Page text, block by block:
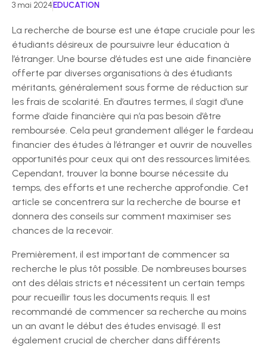
3 mai 2024EDUCATION
La recherche de bourse est une étape cruciale pour les
étudiants désireux de poursuivre leur éducation à
l’étranger. Une bourse d’études est une aide financière
offerte par diverses organisations à des étudiants
méritants, généralement sous forme de réduction sur
les frais de scolarité. En d’autres termes, il s’agit d’une
forme d’aide financière qui n’a pas besoin d’être
remboursée. Cela peut grandement alléger le fardeau
financier des études à l’étranger et ouvrir de nouvelles
opportunités pour ceux qui ont des ressources limitées.
Cependant, trouver la bonne bourse nécessite du
temps, des efforts et une recherche approfondie. Cet
article se concentrera sur la recherche de bourse et
donnera des conseils sur comment maximiser ses
chances de la recevoir.
Premièrement, il est important de commencer sa
recherche le plus tôt possible. De nombreuses bourses
ont des délais stricts et nécessitent un certain temps
pour recueillir tous les documents requis. Il est
recommandé de commencer sa recherche au moins
un an avant le début des études envisagé. Il est
également crucial de chercher dans différents